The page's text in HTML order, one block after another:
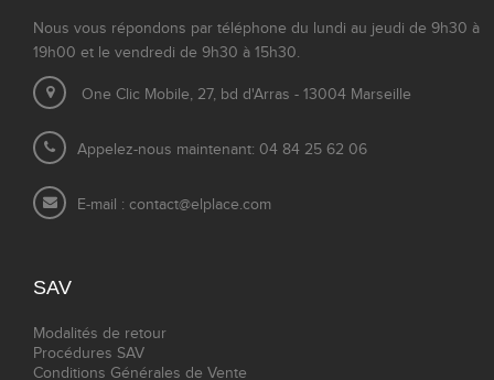
Nous vous répondons par téléphone du lundi au jeudi de 9h30 à
19h00 et le vendredi de 9h30 à 15h30.
One Clic Mobile, 27, bd d'Arras - 13004 Marseille
Appelez-nous maintenant: 04 84 25 62 06
E-mail : contact@elplace.com
SAV
Modalités de retour
Procédures SAV
Conditions Générales de Vente